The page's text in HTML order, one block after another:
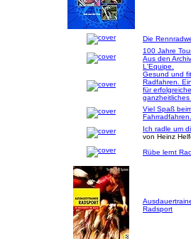
Die
100 Jahre
Aus den
L'Equipe.
Gesund und
Radfahren.
für
Viel Spaß
Fahrradfahren.
Ich radle um
von Heinz
Rübe lernt
Radsport